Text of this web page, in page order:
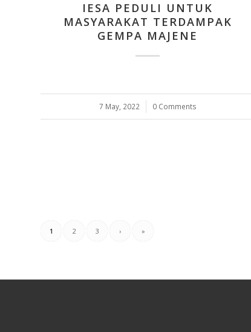
IESA PEDULI UNTUK
MASYARAKAT TERDAMPAK
GEMPA MAJENE
7 May, 2022
/ 0 Comments
1 2 3 › »